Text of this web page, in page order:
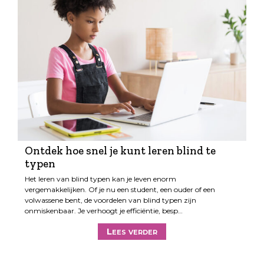
Ontdek hoe snel je kunt leren blind te
typen
Het leren van blind typen kan je leven enorm
vergemakkelijken. Of je nu een student, een ouder of een
volwassene bent, de voordelen van blind typen zijn
onmiskenbaar. Je verhoogt je efficiëntie, besp…
Lees verder